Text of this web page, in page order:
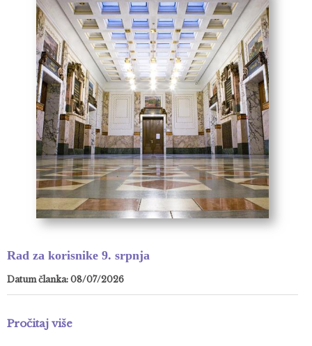
Rad za korisnike 9. srpnja
Datum članka: 08/07/2026
Pročitaj više